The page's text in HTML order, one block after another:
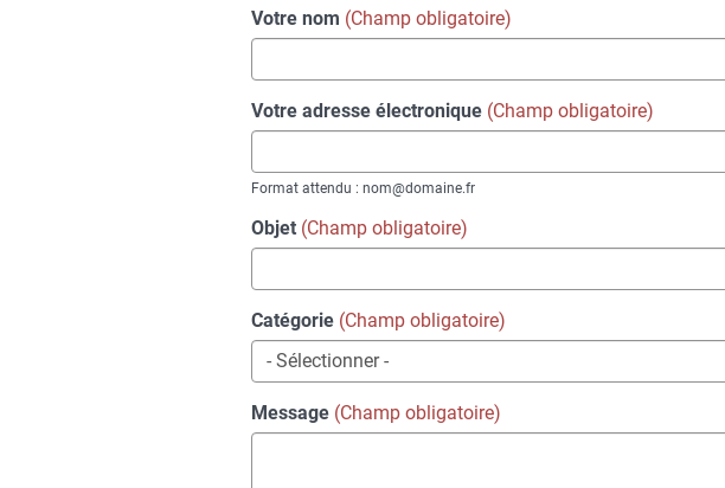
Choix
du
Votre nom
Votre adresse électronique
Format attendu : nom@domaine.fr
Objet
Catégorie
Message